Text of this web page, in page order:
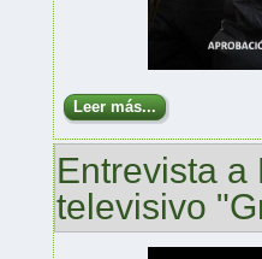
Leer más...
Entrevista
televisivo